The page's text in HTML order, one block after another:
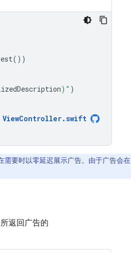
())
) " )
ViewController.swift
需要时以零延迟展示广告。由于广告会在
返回广告的